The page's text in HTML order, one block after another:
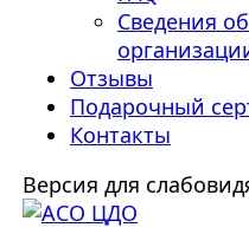
Сведения
Отзывы
Подарочный
Контакты
Версия для